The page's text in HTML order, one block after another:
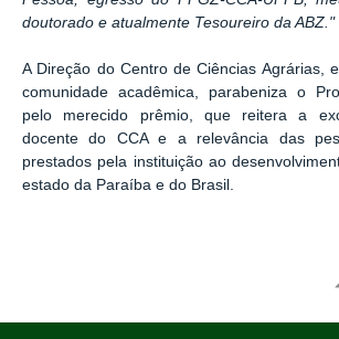
doutorado e atualmente Tesoureiro da ABZ."
A Direção do Centro de Ciências Agrárias,
comunidade acadêmica, parabeniza o
pelo merecido prêmio, que reitera a
docente do CCA e a relevância das
prestados pela instituição ao
estado da Paraíba e do Brasil.